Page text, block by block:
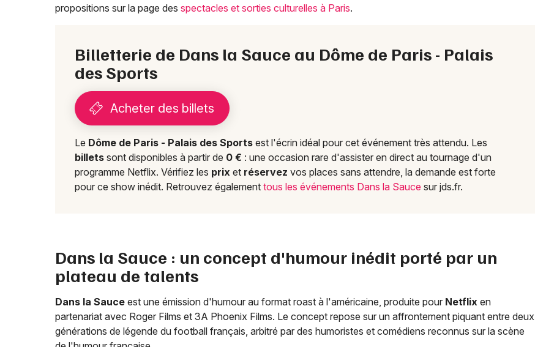
propositions sur la page des spectacles et sorties culturelles à Paris.
Billetterie de Dans la Sauce au Dôme de Paris - Palais
des Sports
Acheter des billets
Le Dôme de Paris - Palais des Sports est l'écrin idéal pour cet événement très attendu. Les
billets sont disponibles à partir de 0 € : une occasion rare d'assister en direct au tournage d'un
programme Netflix. Vérifiez les prix et réservez vos places sans attendre, la demande est forte
pour ce show inédit. Retrouvez également tous les événements Dans la Sauce sur jds.fr.
Dans la Sauce : un concept d'humour inédit porté par un
plateau de talents
Dans la Sauce est une émission d'humour au format roast à l'américaine, produite pour Netflix en
partenariat avec Roger Films et 3A Phoenix Films. Le concept repose sur un affrontement piquant entre deux
générations de légende du football français, arbitré par des humoristes et comédiens reconnus sur la scène